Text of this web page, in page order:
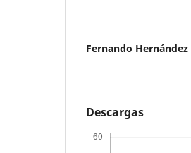
Fernando Hernández
Descargas